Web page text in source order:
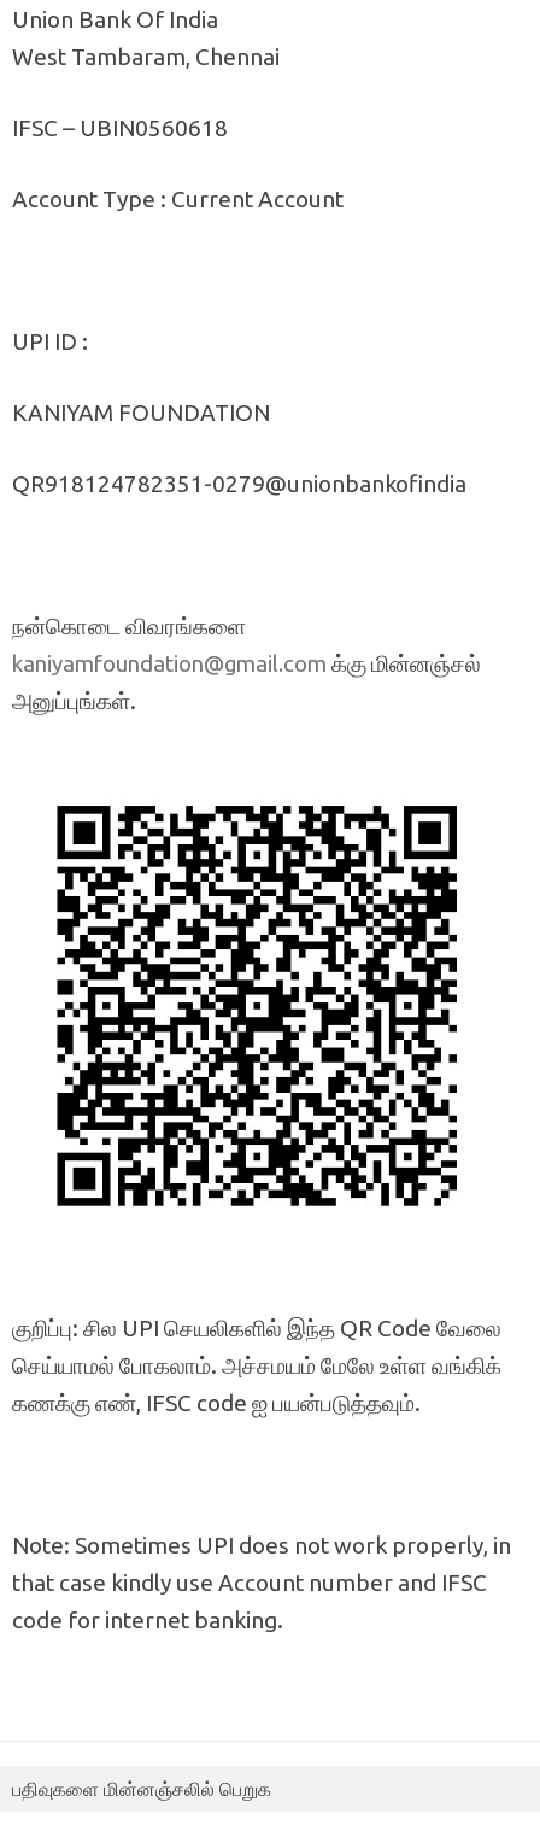
Union Bank Of India
West Tambaram, Chennai
IFSC – UBIN0560618
Account Type : Current Account
UPI ID :
KANIYAM FOUNDATION
QR918124782351-0279@unionbankofindia
நன்கொடை விவரங்களை
kaniyamfoundation@gmail.com க்கு மின்னஞ்சல்
அனுப்புங்கள்.
குறிப்பு: சில UPI செயலிகளில் இந்த QR Code வேலை
செய்யாமல் போகலாம். அச்சமயம் மேலே உள்ள வங்கிக்
கணக்கு எண், IFSC code ஐ பயன்படுத்தவும்.
Note: Sometimes UPI does not work properly, in
that case kindly use Account number and IFSC
code for internet banking.
பதிவுகளை மின்னஞ்சலில் பெறுக